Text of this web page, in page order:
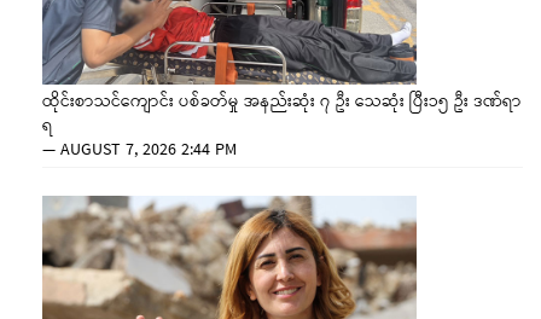
ထိုင်းစာသင်ကျောင်း ပစ်ခတ်မှု အနည်းဆုံး ၇ ဦး သေဆုံး ပြီး၁၅ ဦး ဒဏ်ရာ
ရ
—AUGUST 7, 2026 2:44 PM